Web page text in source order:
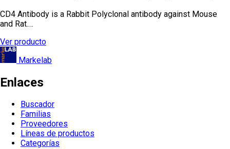
CD4 Antibody is a Rabbit Polyclonal antibody against Mouse
and Rat.…
Ver producto
Markelab
Enlaces
Buscador
Familias
Proveedores
Líneas de productos
Categorías